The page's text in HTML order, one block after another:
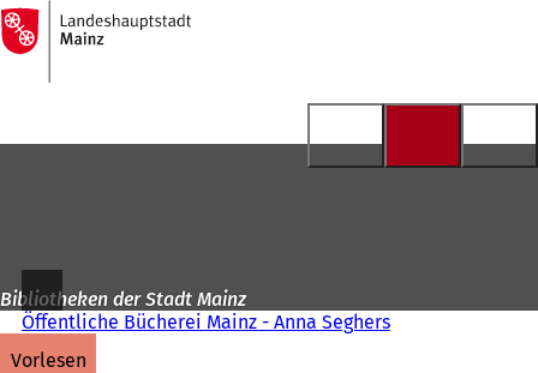
Inhalt anspringen
Zur
Startseite
Bibliotheken der Stadt Mainz
Öffentliche Bücherei Mainz - Anna Seghers
vorlesen